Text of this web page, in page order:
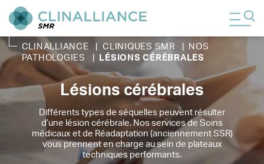
CLINALLIANCE CLINIQUES SMR
NOS
PATHOLOGIES
LÉSIONS CÉRÉBRALES
Lésions cérébrales
Différents types de séquelles peuvent résulter
d’une lésion cérébrale. Nos services de Soins
médicaux et de Réadaptation (anciennement SSR)
vous prennent en charge au sein de plateaux
techniques performants.